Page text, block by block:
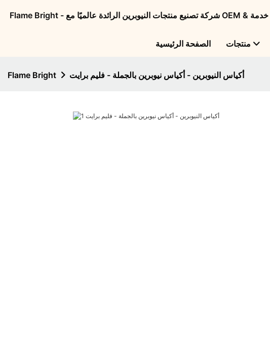
الصفحة الرئيسية منتجات
Flame Bright أكياس النيوبرين - أكياس نيوبرين بالجملة - فليم برايت